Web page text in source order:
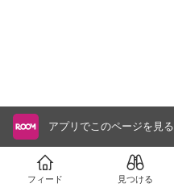
アプリでこのページを見る
フィード 見つける